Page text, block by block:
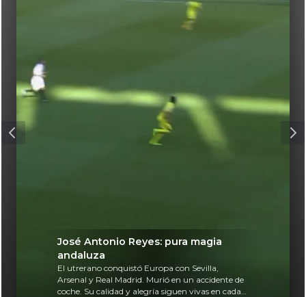
José Antonio Reyes: pura magia
andaluza
El utrerano conquistó Europa con Sevilla,
Arsenal y Real Madrid. Murió en un accidente de
coche. Su calidad y alegría siguen vivas en cada